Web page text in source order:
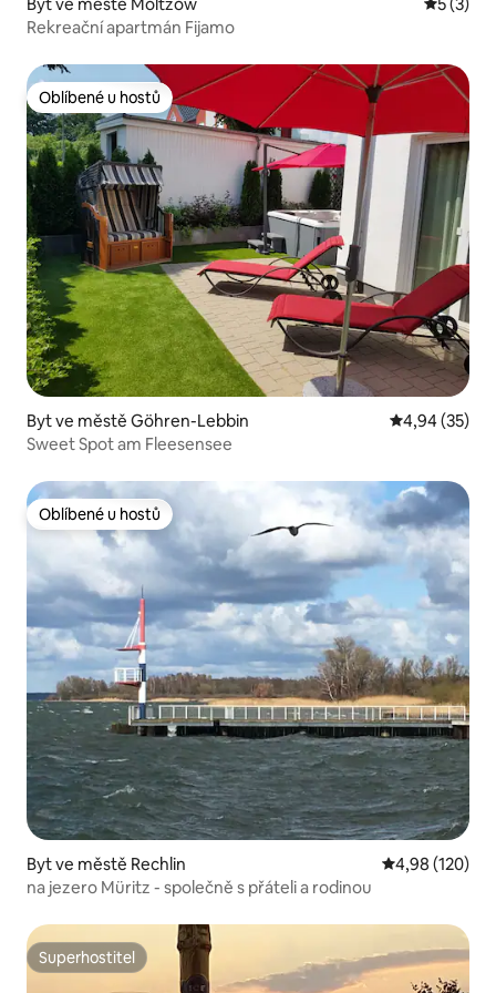
Rekreační apartmán Fijamo
Oblíbené u hostů
Oblíbené u hostů
Byt ve městě Göhren-Lebbin Průměrné
4,94 (35)
Sweet Spot am Fleesensee
Oblíbené u hostů
Oblíbené u hostů
Byt ve městě Rechlin Průměrné
4,98 (120)
na jezero Müritz - společně s přáteli a rodinou
Superhostitel
Superhostitel